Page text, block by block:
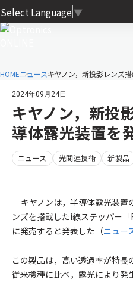
Select Language ▼
HOMEニュースキヤノン，新投影レンズ
2024年09月24日
キヤノン，新投
導体露光装置を
ニュース 光関連技術 新製品
キヤノンは，半導体露光装置
ンズを搭載したi線ステッパー
に発売すると発表した（ニュー
この製品は，高い透過率が特長
従来機種に比べ，露光により発